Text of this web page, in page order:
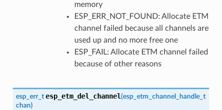
memory
ESP_ERR_NOT_FOUND: Allocate ETM
channel failed because all channels are
used up and no more free one
ESP_FAIL: Allocate ETM channel failed
because of other reasons
esp_err_t esp_etm_del_channel(esp_etm_channel_handle_t
chan)